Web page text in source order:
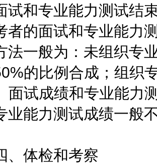
专业能力测试结束
者的面试和专业能力
法一般为：未组织专
的比例合成；组织
面试成绩和专业能力
业能力测试成绩一般
体检和考察